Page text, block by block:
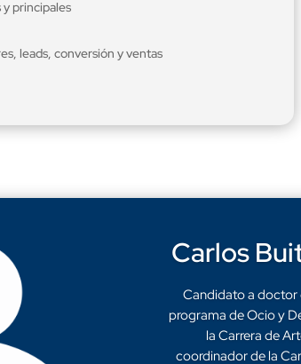
principales
leads, conversión y ventas
Carlos
Candidato a doctor
programa de Ocio y
la Carrera de
coordinador de la